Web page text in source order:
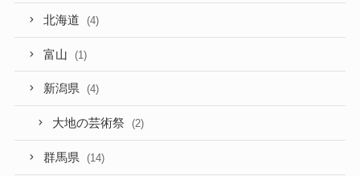
北海道 (4)
富山 (1)
新潟県 (4)
大地の芸術祭 (2)
群馬県 (14)